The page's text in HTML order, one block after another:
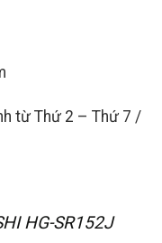
từ Thứ 2 – Thứ 7 /
HG-SR152J